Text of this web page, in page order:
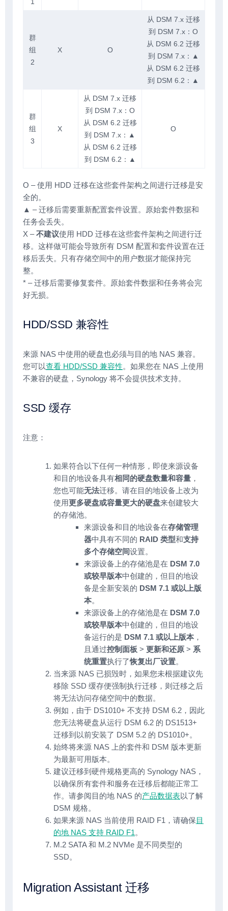
1
群
组
2
X O
从 DSM 7.x 迁移
到 DSM 7.x：O
从 DSM 6.2 迁移
到 DSM 7.x：▲
从 DSM 6.2 迁移
到 DSM 6.2：▲
群
组
3
X
从 DSM 7.x 迁移
到 DSM 7.x：O
从 DSM 6.2 迁移
到 DSM 7.x：▲
从 DSM 6.2 迁移
到 DSM 6.2：▲
O
O – 使用 HDD 迁移在这些套件架构之间进行迁移是安
全的。
▲ – 迁移后需要重新配置套件设置。原始套件数据和
任务会丢失。
X –不建议使用 HDD 迁移在这些套件架构之间进行迁
移。这样做可能会导致所有 DSM 配置和套件设置在迁
移后丢失。只有存储空间中的用户数据才能保持完
整。
* – 迁移后需要修复套件。原始套件数据和任务将会完
好无损。
HDD/SSD 兼容性
来源 NAS 中使用的硬盘也必须与目的地 NAS 兼容。
您可以查看 HDD/SSD 兼容性。如果您在 NAS 上使用
不兼容的硬盘，Synology 将不会提供技术支持。
SSD 缓存
注意：
如果符合以下任何一种情形，即使来源设备
和目的地设备具有相同的硬盘数量和容量 ，
您也可能无法迁移。请在目的地设备上改为
使用更多硬盘或容量更大的硬盘来创建较大
的存储池。
来源设备和目的地设备在存储管理
器中具有不同的 RAID 类型和支持
多个存储空间设置。
来源设备上的存储池是在 DSM 7.0
或较早版本中创建的，但目的地设
备是全新安装的 DSM 7.1 或以上版
本。
来源设备上的存储池是在 DSM 7.0
或较早版本中创建的，但目的地设
备运行的是 DSM 7.1 或以上版本，
且通过控制面板 > 更新和还原 > 系
统重置执行了恢复出厂设置。
当来源 NAS 已损毁时，如果您未根据建议先
移除 SSD 缓存便强制执行迁移，则迁移之后
将无法访问存储空间中的数据。
例如，由于 DS1010+ 不支持 DSM 6.2，因此
您无法将硬盘从运行 DSM 6.2 的 DS1513+
迁移到以前安装了 DSM 5.2 的 DS1010+。
始终将来源 NAS 上的套件和 DSM 版本更新
为最新可用版本。
建议迁移到硬件规格更高的 Synology NAS，
以确保所有套件和服务在迁移后都能正常工
作。请参阅目的地 NAS 的产品数据表以了解
DSM 规格。
如果来源 NAS 当前使用 RAID F1，请确保目
的地 NAS 支持 RAID F1。
M.2 SATA 和 M.2 NVMe 是不同类型的
SSD。
Migration Assistant 迁移